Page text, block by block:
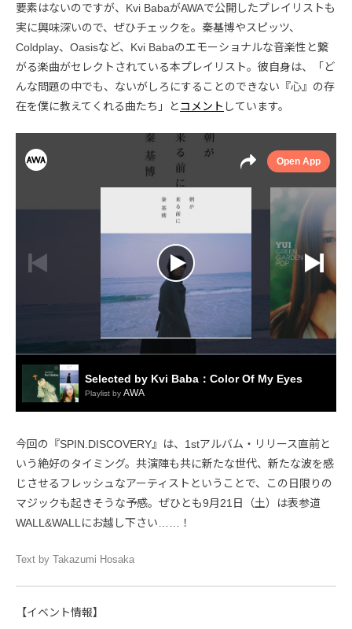
要素はないのですが、Kvi BabaがAWAで公開したプレイリストも
実に興味深いので、ぜひチェックを。秦基博やスピッツ、
Coldplay、Oasisなど、Kvi Babaのエモーショナルな音楽性と繋
がる楽曲がセレクトされている本プレイリスト。彼自身は、「ど
んな問題の中でも、ないがしろにすることのできない『心』の存
在を僕に教えてくれる曲たち」とコメント しています。
今回の『SPIN.DISCOVERY』は、1stアルバム・リリース直前と
いう絶好のタイミング。共演陣も共に新たな世代、新たな波を感
じさせるフレッシュなアーティストということで、この日限りの
マジックも起きそうな予感。ぜひとも9月21日（土）は表参道
WALL&WALLにお越し下さい……！
Text by Takazumi Hosaka
【イベント情報】